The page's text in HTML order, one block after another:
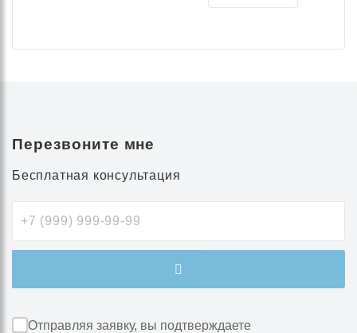
Перезвоните мне
Бесплатная консультация
Отправляя заявку, вы подтверждаете